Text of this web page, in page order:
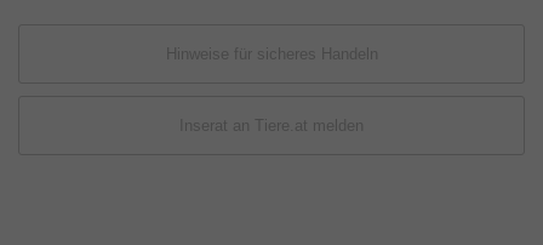
Hinweise für sicheres Handeln
Inserat an Tiere.at melden